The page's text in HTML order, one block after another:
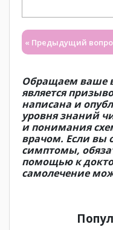
« Предыдущий
Обращаем ваше
является
написана и
уровня знаний
и понимания
врачом. Если вы
симптомы,
помощью к
самолечение